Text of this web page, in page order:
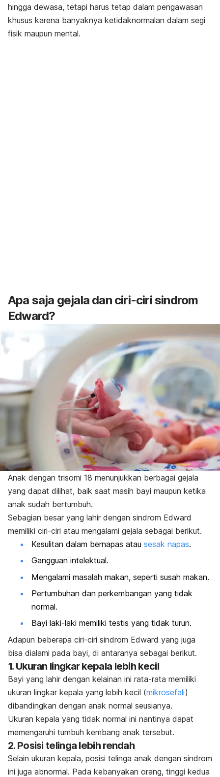
hingga dewasa, tetapi harus tetap dalam pengawasan
khusus karena banyaknya ketidaknormalan dalam segi
fisik maupun mental.
Apa saja gejala dan ciri-ciri sindrom
Edward?
Anak dengan trisomi 18 menunjukkan berbagai gejala
yang dapat dilihat, baik saat masih bayi maupun ketika
anak sudah bertumbuh.
Sebagian besar yang lahir dengan sindrom Edward
memiliki ciri-ciri atau mengalami gejala sebagai berikut.
Kesulitan dalam bernapas atau sesak napas.
Gangguan intelektual.
Mengalami masalah makan, seperti susah makan.
Pertumbuhan dan perkembangan yang tidak
normal.
Bayi laki-laki memiliki testis yang tidak turun.
Adapun beberapa ciri-ciri sindrom Edward yang juga
bisa dialami pada bayi, di antaranya sebagai berikut.
1. Ukuran lingkar kepala lebih kecil
Bayi yang lahir dengan kelainan ini rata-rata memiliki
ukuran lingkar kepala yang lebih kecil (mikrosefali)
dibandingkan dengan anak normal seusianya.
Ukuran kepala yang tidak normal ini nantinya dapat
memengaruhi tumbuh kembang anak tersebut.
2. Posisi telinga lebih rendah
Selain ukuran kepala, posisi telinga anak dengan sindrom
ini juga abnormal. Pada kebanyakan orang, tinggi kedua